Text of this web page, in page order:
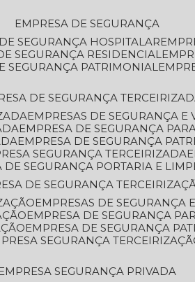
EMPRESA DE SEGURANÇA
DE SEGURANÇA HOSPITALAR
SEGURANÇA RESIDENCIAL
SEGURANÇA PATRIMONIAL
DE SEGURANÇA
EMPRESAS DE SEGURANÇA
EMPRESA DE SEGURANÇA
EMPRESA DE SEGURANÇA
SEGURANÇA TERCEIRIZADA
DE SEGURANÇA PORTARIA E
DE SEGURANÇA
EMPRESAS DE
EMPRESA DE SEGURANÇA
EMPRESA DE SEGURANÇA
SEGURANÇA
EMPRESA SEGURANÇA PRIVADA